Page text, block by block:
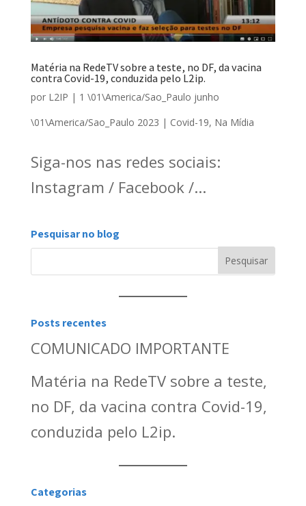
Matéria na RedeTV sobre a teste, no DF, da vacina
contra Covid-19, conduzida pelo L2ip.
por L2IP | 1 \01\America/Sao_Paulo junho
\01\America/Sao_Paulo 2023 | Covid-19, Na Mídia
Siga-nos nas redes sociais:
Instagram / Facebook /...
Pesquisar no blog
Posts recentes
COMUNICADO IMPORTANTE
Matéria na RedeTV sobre a teste,
no DF, da vacina contra Covid-19,
conduzida pelo L2ip.
Categorias